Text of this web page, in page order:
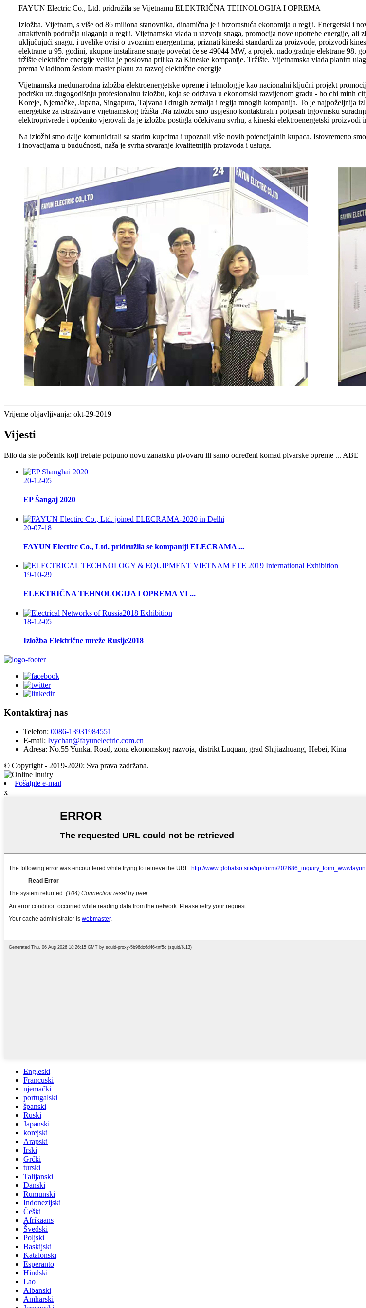
FAYUN Electric Co., Ltd. pridružila se Vijetnamu ELEKTRIČNA TEHNOLOGIJA I OPREMA
Izložba. Vijetnam, s više od 86 miliona stanovnika, dinamična je i brzorastuća ekonomija u regiji. Energetski i
atraktivnih područja ulaganja u regiji. Vijetnamska vlada u razvoju snaga, promocija nove upotrebe energije,
uključujući snagu, i uvelike ovisi o uvoznim energentima, priznati kineski standardi za proizvode, proizvodi
elektrane u 95. godini, ukupne instalirane snage povećat će se 49044 MW, a projekt nadogradnje elektrane 98.
tržište električne energije velika je poslovna prilika za Kineske kompanije. Tržište. Vijetnamska vlada planira
prema Vladinom šestom master planu za razvoj električne energije
Vijetnamska međunarodna izložba elektroenergetske opreme i tehnologije kao nacionalni ključni projekt
podršku uz dugogodišnju profesionalnu izložbu, koja se održava u ekonomski razvijenom gradu - ho chi minh
Koreje, Njemačke, Japana, Singapura, Tajvana i drugih zemalja i regija mnogih kompanija. To je najpoželjnija
energetike za istraživanje vijetnamskog tržišta .Na izložbi smo uspješno kontaktirali i potpisali trgovinsku
elektroprivrede i općenito vjerovali da je izložba postigla očekivanu svrhu, a kineski elektroenergetski proizvodi
Na izložbi smo dalje komunicirali sa starim kupcima i upoznali više novih potencijalnih kupaca. Istovremeno
i inovacijama u budućnosti, naša je svrha stvaranje kvalitetnijih proizvoda i usluga.
Vrijeme objavljivanja: okt-29-2019
Vijesti
Bilo da ste početnik koji trebate potpuno novu zanatsku pivovaru ili samo određeni komad pivarske opreme ... ABE
20-12-05
EP Šangaj 2020
20-07-18
FAYUN Electirc Co., Ltd. pridružila se kompaniji ELECRAMA ...
19-10-29
ELEKTRIČNA TEHNOLOGIJA I OPREMA VI ...
18-12-05
Izložba Električne mreže Rusije2018
Kontaktiraj nas
Telefon: 0086-13931984551
E-mail: Ivychan@fayunelectric.com.cn
Adresa: No.55 Yunkai Road, zona ekonomskog razvoja, distrikt Luquan, grad Shijiazhuang, Hebei, Kina
© Copyright - 2019-2020: Sva prava zadržana.
Pošaljite e-mail
x
Engleski
Francuski
njemački
portugalski
španski
Ruski
Japanski
korejski
Arapski
Irski
Grčki
turski
Talijanski
Danski
Rumunski
Indonezijski
Češki
Afrikaans
Švedski
Poljski
Baskijski
Katalonski
Esperanto
Hindski
Lao
Albanski
Amharski